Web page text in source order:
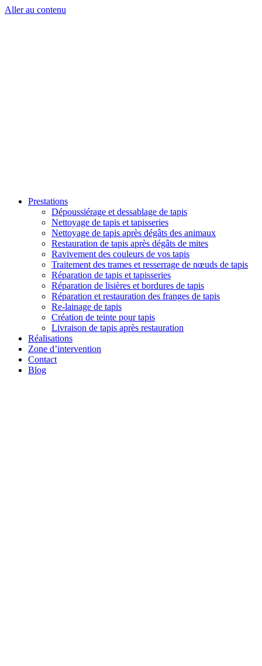
Aller au contenu
Prestations
Dépoussiérage et dessablage de tapis
Nettoyage de tapis et tapisseries
Nettoyage de tapis après dégâts des animaux
Restauration de tapis après dégâts de mites
Ravivement des couleurs de vos tapis
Traitement des trames et resserrage de nœuds de tapis
Réparation de tapis et tapisseries
Réparation de lisières et bordures de tapis
Réparation et restauration des franges de tapis
Re-lainage de tapis
Création de teinte pour tapis
Livraison de tapis après restauration
Réalisations
Zone d’intervention
Contact
Blog